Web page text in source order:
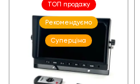
ТОП продажу
Рекомендуємо
Суперціна